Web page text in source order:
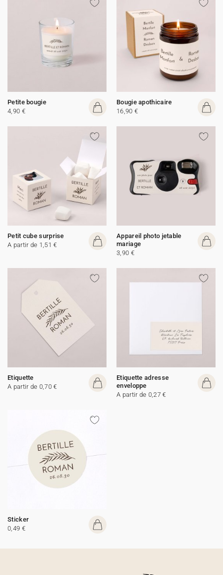
Petite bougie
4,90 €
Bougie apothicaire
16,90 €
Petit cube surprise
A partir de 1,51 €
Appareil photo jetable
mariage
3,90 €
Etiquette
A partir de 0,70 €
Etiquette adresse
enveloppe
A partir de 0,27 €
Sticker
0,49 €